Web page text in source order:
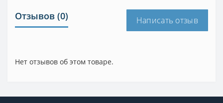
Отзывов (0) Написать отзыв
Нет отзывов об этом товаре.